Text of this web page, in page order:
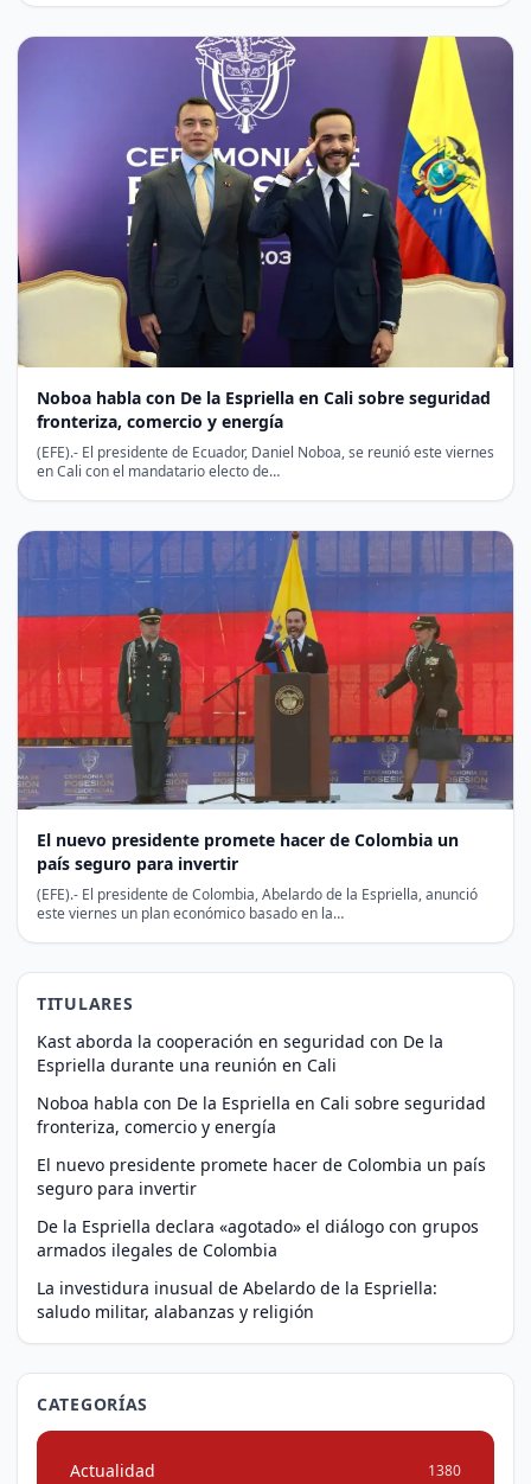
Noboa habla con De la Espriella en Cali sobre seguridad
fronteriza, comercio y energía
(EFE).- El presidente de Ecuador, Daniel Noboa, se reunió este viernes
en Cali con el mandatario electo de…
El nuevo presidente promete hacer de Colombia un
país seguro para invertir
(EFE).- El presidente de Colombia, Abelardo de la Espriella, anunció
este viernes un plan económico basado en la…
TITULARES
Kast aborda la cooperación en seguridad con De la
Espriella durante una reunión en Cali
Noboa habla con De la Espriella en Cali sobre seguridad
fronteriza, comercio y energía
El nuevo presidente promete hacer de Colombia un país
seguro para invertir
De la Espriella declara «agotado» el diálogo con grupos
armados ilegales de Colombia
La investidura inusual de Abelardo de la Espriella:
saludo militar, alabanzas y religión
CATEGORÍAS
Actualidad 1380